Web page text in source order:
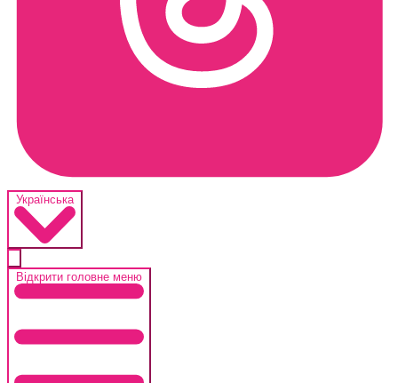
Українська
Відкрити головне меню